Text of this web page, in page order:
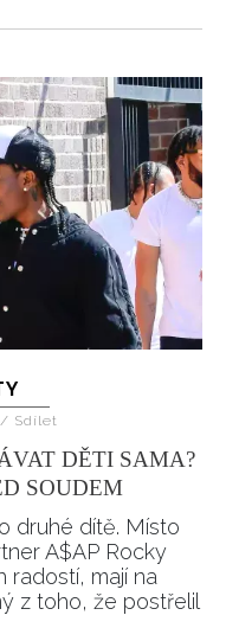
/ Sdílet
DĚTI SAMA?
SOUDEM
druhé dítě. Místo
A$AP Rocky
radostí, mají na
z toho, že postřelil